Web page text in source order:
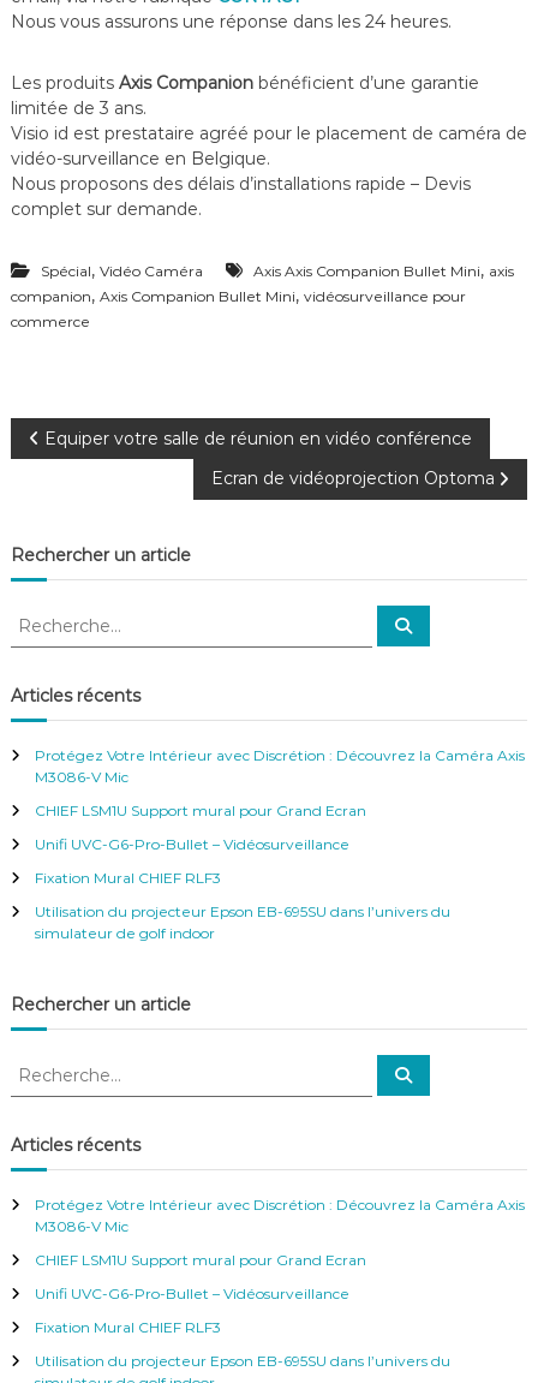
Nous vous assurons une réponse dans les 24 heures.
Les produits Axis Companionbénéficient d’une garantie
limitée de 3 ans.
Visio id est prestataire agréé pour le placement de caméra de
vidéo-surveillance en Belgique.
Nous proposons des délais d’installations rapide – Devis
complet sur demande.
Spécial, Vidéo Caméra Axis Axis Companion Bullet Mini, axis
companion, Axis Companion Bullet Mini, vidéosurveillance pour
commerce
N
v
g
a
t
i
o
n
d
e
l
’
a
r
t
i
Equiper votre salle de réunion en vidéo conférence
Ecran de vidéoprojection Optoma
Rechercher un article
R
h
e
c
e
r
:
R
c
e
r
Articles récents
Protégez Votre Intérieur avec Discrétion : Découvrez la Caméra Axis
M3086-V Mic
CHIEF LSM1U Support mural pour Grand Ecran
Unifi UVC-G6-Pro-Bullet – Vidéosurveillance
Fixation Mural CHIEF RLF3
Utilisation du projecteur Epson EB-695SU dans l’univers du
simulateur de golf indoor
Rechercher un article
R
h
e
c
e
r
:
R
c
e
r
Articles récents
Protégez Votre Intérieur avec Discrétion : Découvrez la Caméra Axis
M3086-V Mic
CHIEF LSM1U Support mural pour Grand Ecran
Unifi UVC-G6-Pro-Bullet – Vidéosurveillance
Fixation Mural CHIEF RLF3
Utilisation du projecteur Epson EB-695SU dans l’univers du